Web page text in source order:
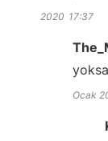
2020 17:37
Ocak